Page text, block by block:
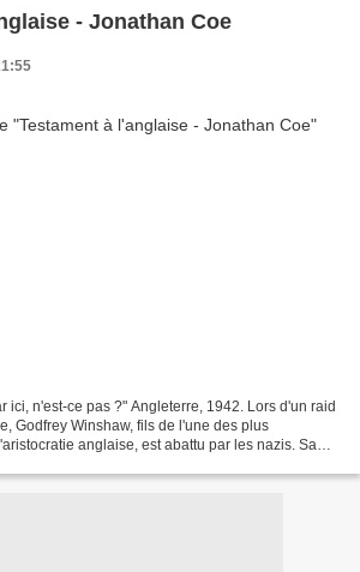
- Jonathan Coe
ici, n'est-ce pas ?" Angleterre, 1942. Lors d'un raid
Godfrey Winshaw, fils de l'une des plus
anglaise, est abattu par les nazis. Sa